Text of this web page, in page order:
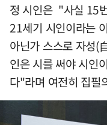
정 시인은 "사실 15
21세기 시인이라는
아닌가 스스로 자성(
인은 시를 써야 시인
다"라며 여전히 집필